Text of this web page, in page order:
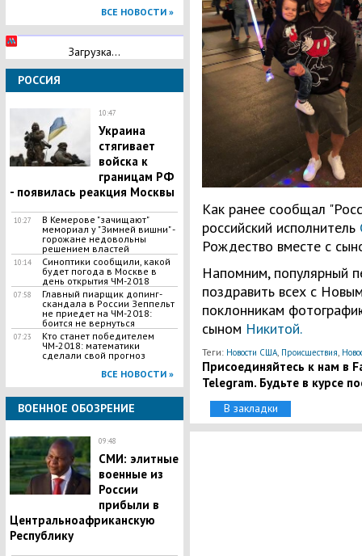
ВСЕ НОВОСТИ »
Загрузка...
РОССИЯ
10:47
Украина
стягивает
войска к
границам РФ
- появилась реакция Москвы
10:27
В Кемерове "зачищают"
мемориал у "Зимней вишни" -
горожане недовольны
решением властей
10:14
Синоптики сообщили, какой
будет погода в Москве в
день открытия ЧМ-2018
07:58
Главный пиарщик допинг-
скандала в России Зеппельт
не приедет на ЧМ-2018:
боится не вернуться
07:23
Кто станет победителем
ЧМ-2018: математики
сделали свой прогноз
ВСЕ НОВОСТИ »
ВОЕННОЕ ОБОЗРЕНИЕ
09:48
СМИ: элитные
военные из
России
прибыли в
Центральноафриканскую
Республику
Как ранее сообщал
российский исполнитель
Рождество вместе с
Напомним, популярный
поздравить всех с
поклонникам
сыном Никитой.
Теги: Новости США, Происшествия,
Присоединяйтесь к нам в
Telegram. Будьте в курсе
В закладки